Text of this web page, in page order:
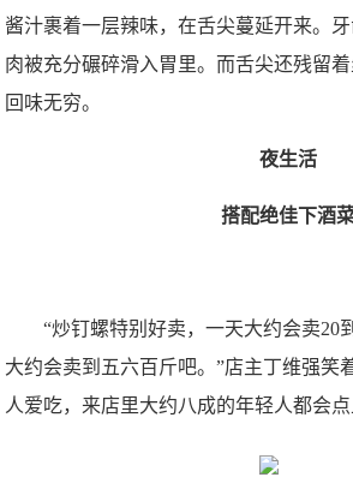
酱汁裹着一层辣味，在舌尖蔓延开来。
肉被充分碾碎滑入胃里。而舌尖还残留
回味无穷。
夜生活
搭配绝佳下酒
“炒钉螺特别好卖，一天大约会卖20
大约会卖到五六百斤吧。”店主丁维强笑
人爱吃，来店里大约八成的年轻人都会点